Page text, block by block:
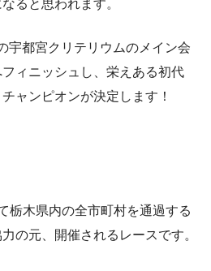
ると思われます。
宇都宮クリテリウムのメイン会
ィニッシュし、栄えある初代
ャンピオンが決定します！
栃木県内の全市町村を通過する
の元、開催されるレースです。